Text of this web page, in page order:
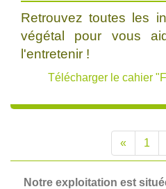
Retrouvez toutes les
végétal pour vous
l'entretenir !
Télécharger le cahier
« 1
Notre exploitation est